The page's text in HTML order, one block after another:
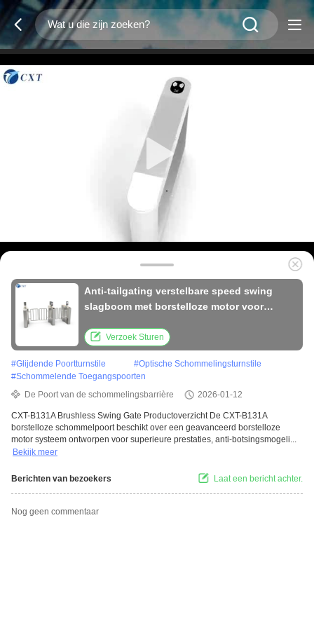
Anti-tailgating verstelbare speed swing
slagboom met borstelloze motor voor
Verzoek Sturen
#Glijdende Poortturnstile #Optische Schommelingsturnstile
#Schommelende Toegangspoorten
De Poort van de schommelingsbarrière
2026-01-12
CXT-B131A Brushless Swing Gate Productoverzicht De CXT-B131A
borstelloze schommelpoort beschikt over een geavanceerd borstelloze
motor systeem ontworpen voor superieure prestaties, anti-botsingsmogeli...
Bekijk meer
Berichten van bezoekers Laat een bericht achter.
Nog geen commentaar